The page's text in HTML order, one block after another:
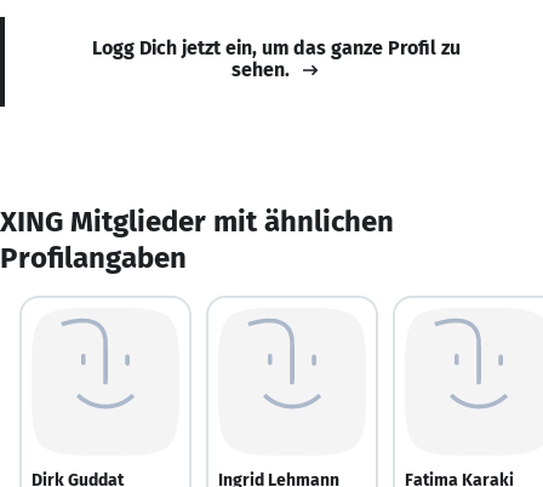
Logg Dich jetzt ein, um das ganze Profil zu
sehen.
XING Mitglieder mit ähnlichen
Profilangaben
Dirk Guddat Ingrid Lehmann Fatima Karaki